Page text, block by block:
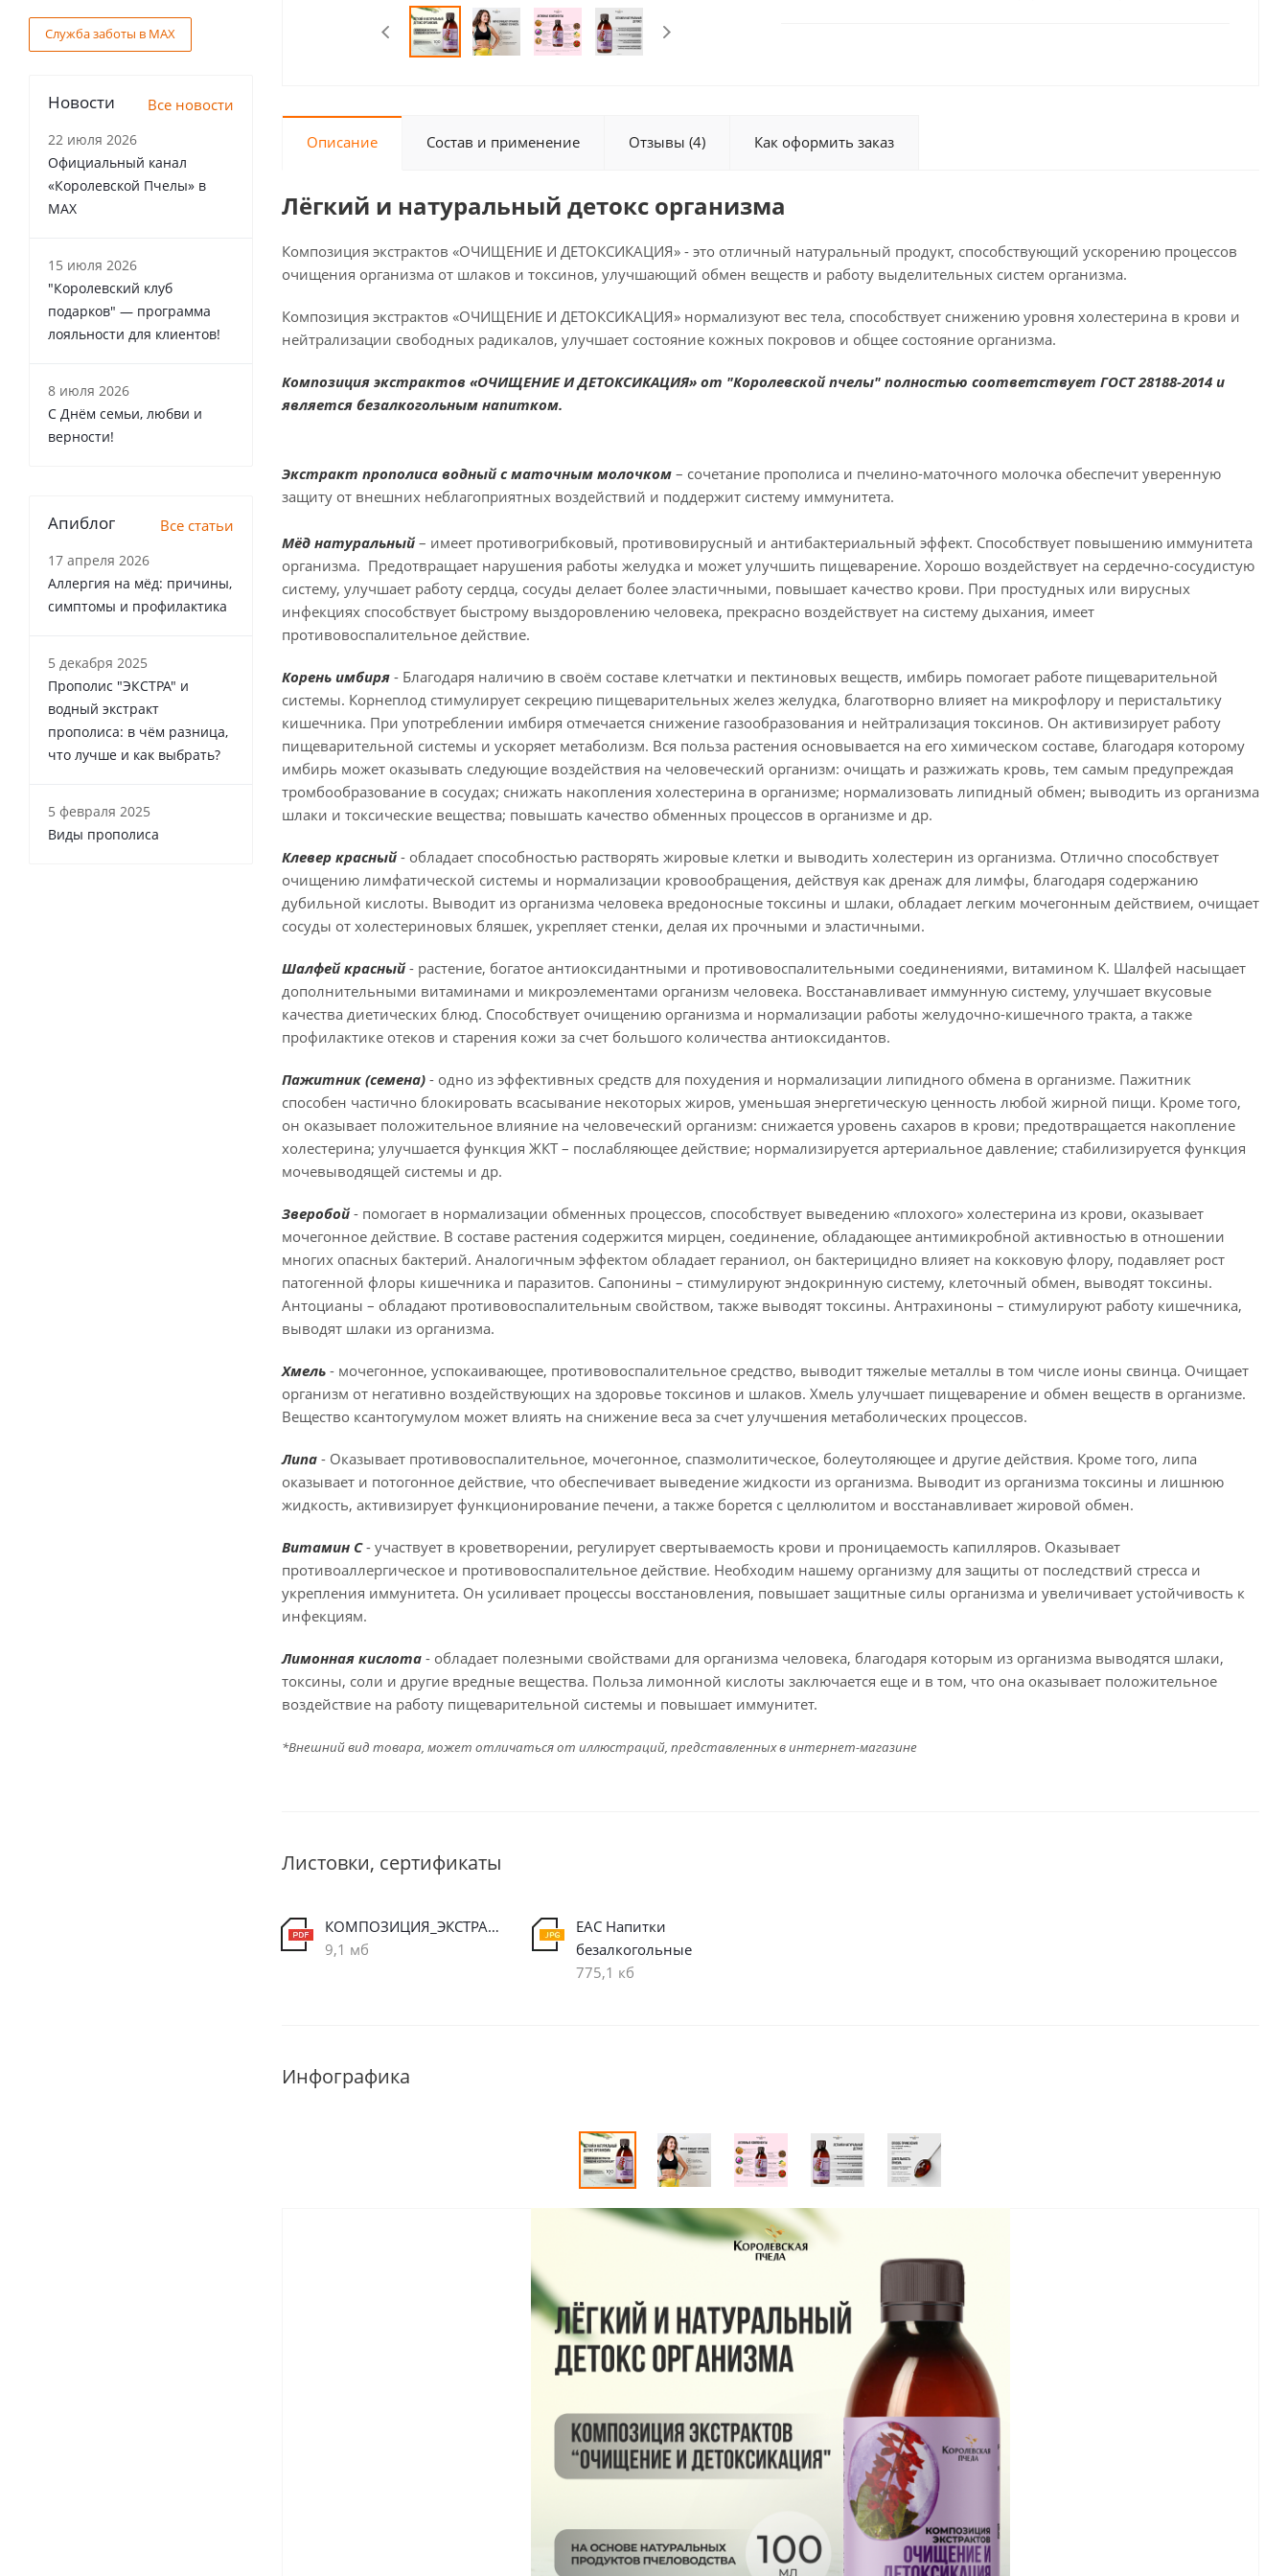
Описание Состав и применение Отзывы (4) Как оформить заказ
Лёгкий и натуральный детокс организма
Композиция экстрактов «ОЧИЩЕНИЕ И ДЕТОКСИКАЦИЯ» - это отличный натуральный продукт, способствующий ускорению процессов
очищения организма от шлаков и токсинов, улучшающий обмен веществ и работу выделительных систем организма.
Композиция экстрактов «ОЧИЩЕНИЕ И ДЕТОКСИКАЦИЯ» нормализуют вес тела, способствует снижению уровня холестерина в крови и
нейтрализации свободных радикалов, улучшает состояние кожных покровов и общее состояние организма.
Композиция экстрактов «ОЧИЩЕНИЕ И ДЕТОКСИКАЦИЯ» от "Королевской пчелы" полностью соответствует ГОСТ 28188-2014 и
является безалкогольным напитком.
Экстракт прополиса водный с маточным молочком – сочетание прополиса и пчелино-маточного молочка обеспечит уверенную
защиту от внешних неблагоприятных воздействий и поддержит систему иммунитета.
Мёд натуральный– имеет противогрибковый, противовирусный и антибактериальный эффект. Способствует повышению иммунитета
организма. Предотвращает нарушения работы желудка и может улучшить пищеварение. Хорошо воздействует на сердечно-сосудистую
систему, улучшает работу сердца, сосуды делает более эластичными, повышает качество крови. При простудных или вирусных
инфекциях способствует быстрому выздоровлению человека, прекрасно воздействует на систему дыхания, имеет
противовоспалительное действие.
Корень имбиря - Благодаря наличию в своём составе клетчатки и пектиновых веществ, имбирь помогает работе пищеварительной
системы. Корнеплод стимулирует секрецию пищеварительных желез желудка, благотворно влияет на микрофлору и перистальтику
кишечника. При употреблении имбиря отмечается снижение газообразования и нейтрализация токсинов. Он активизирует работу
пищеварительной системы и ускоряет метаболизм. Вся польза растения основывается на его химическом составе, благодаря которому
имбирь может оказывать следующие воздействия на человеческий организм: очищать и разжижать кровь, тем самым предупреждая
тромбообразование в сосудах; снижать накопления холестерина в организме; нормализовать липидный обмен; выводить из организма
шлаки и токсические вещества; повышать качество обменных процессов в организме и др.
Клевер красный- обладает способностью растворять жировые клетки и выводить холестерин из организма. Отлично способствует
очищению лимфатической системы и нормализации кровообращения, действуя как дренаж для лимфы, благодаря содержанию
дубильной кислоты. Выводит из организма человека вредоносные токсины и шлаки, обладает легким мочегонным действием, очищает
сосуды от холестериновых бляшек, укрепляет стенки, делая их прочными и эластичными.
Шалфей красный- растение, богатое антиоксидантными и противовоспалительными соединениями, витамином K. Шалфей насыщает
дополнительными витаминами и микроэлементами организм человека. Восстанавливает иммунную систему, улучшает вкусовые
качества диетических блюд. Способствует очищению организма и нормализации работы желудочно-кишечного тракта, а также
профилактике отеков и старения кожи за счет большого количества антиоксидантов.
Пажитник (семена) - одно из эффективных средств для похудения и нормализации липидного обмена в организме. Пажитник
способен частично блокировать всасывание некоторых жиров, уменьшая энергетическую ценность любой жирной пищи. Кроме того,
он оказывает положительное влияние на человеческий организм: снижается уровень сахаров в крови; предотвращается накопление
холестерина; улучшается функция ЖКТ – послабляющее действие; нормализируется артериальное давление; стабилизируется функция
мочевыводящей системы и др.
Зверобой- помогает в нормализации обменных процессов, способствует выведению «плохого» холестерина из крови, оказывает
мочегонное действие. В составе растения содержится мирцен, соединение, обладающее антимикробной активностью в отношении
многих опасных бактерий. Аналогичным эффектом обладает гераниол, он бактерицидно влияет на кокковую флору, подавляет рост
патогенной флоры кишечника и паразитов. Сапонины – стимулируют эндокринную систему, клеточный обмен, выводят токсины.
Антоцианы – обладают противовоспалительным свойством, также выводят токсины. Антрахиноны – стимулируют работу кишечника,
выводят шлаки из организма.
Хмель - мочегонное, успокаивающее, противовоспалительное средство, выводит тяжелые металлы в том числе ионы свинца. Очищает
организм от негативно воздействующих на здоровье токсинов и шлаков. Хмель улучшает пищеварение и обмен веществ в организме.
Вещество ксантогумулом может влиять на снижение веса за счет улучшения метаболических процессов.
Липа - Оказывает противовоспалительное, мочегонное, спазмолитическое, болеутоляющее и другие действия. Кроме того, липа
оказывает и потогонное действие, что обеспечивает выведение жидкости из организма. Выводит из организма токсины и лишнюю
жидкость, активизирует функционирование печени, а также борется с целлюлитом и восстанавливает жировой обмен.
Витамин С- участвует в кроветворении, регулирует свертываемость крови и проницаемость капилляров. Оказывает
противоаллергическое и противовоспалительное действие. Необходим нашему организму для защиты от последствий стресса и
укрепления иммунитета. Он усиливает процессы восстановления, повышает защитные силы организма и увеличивает устойчивость к
инфекциям.
Лимонная кислота - обладает полезными свойствами для организма человека, благодаря которым из организма выводятся шлаки,
токсины, соли и другие вредные вещества. Польза лимонной кислоты заключается еще и в том, что она оказывает положительное
воздействие на работу пищеварительной системы и повышает иммунитет.
*Внешний вид товара, может отличаться от иллюстраций, представленных в интернет-магазине
Листовки, сертификаты
КОМПОЗИЦИЯ_ЭКСТРАКТОВ_ОЧИЩЕНИЕ_И_ДЕТОКСИКАЦИЯ,_100_мл
9,1 мб
EAC Напитки
безалкогольные
775,1 кб
Инфографика
Служба заботы в MAX
Новости Все новости
22 июля 2026
Официальный канал
«Королевской Пчелы» в
MAX
15 июля 2026
"Королевский клуб
подарков" — программа
лояльности для клиентов!
8 июля 2026
С Днём семьи, любви и
верности!
Апиблог Все статьи
17 апреля 2026
Аллергия на мёд: причины,
симптомы и профилактика
5 декабря 2025
Прополис "ЭКСТРА" и
водный экстракт
прополиса: в чём разница,
что лучше и как выбрать?
5 февраля 2025
Виды прополиса